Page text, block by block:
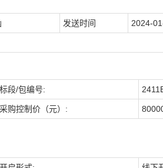
发送时间 2024-
标段/包编号:
采购控制价（元）: